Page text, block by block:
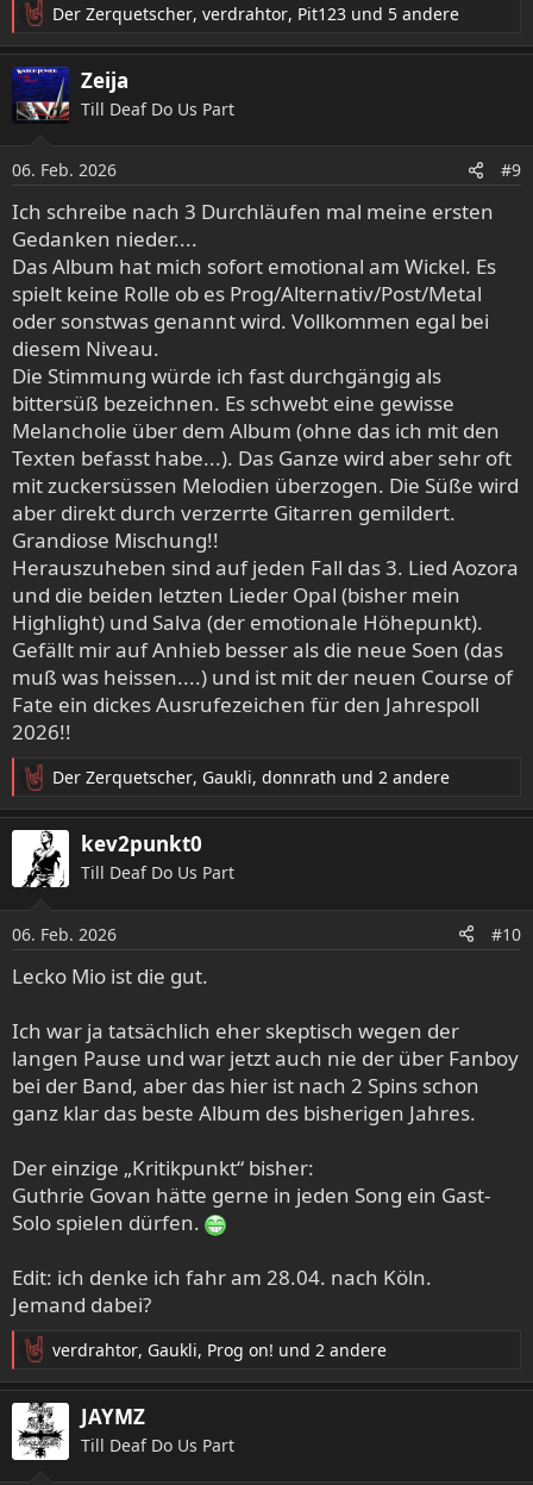
R
e
a
k
t
n
e
n
:
Der Zerquetscher, verdrahtor, Pit123 und 5 andere
Zeija
Till Deaf Do Us Part
06. Feb. 2026 #9
Ich schreibe nach 3 Durchläufen mal meine ersten
Gedanken nieder....
Das Album hat mich sofort emotional am Wickel. Es
spielt keine Rolle ob es Prog/Alternativ/Post/Metal
oder sonstwas genannt wird. Vollkommen egal bei
diesem Niveau.
Die Stimmung würde ich fast durchgängig als
bittersüß bezeichnen. Es schwebt eine gewisse
Melancholie über dem Album (ohne das ich mit den
Texten befasst habe...). Das Ganze wird aber sehr oft
mit zuckersüssen Melodien überzogen. Die Süße wird
aber direkt durch verzerrte Gitarren gemildert.
Grandiose Mischung!!
Herauszuheben sind auf jeden Fall das 3. Lied Aozora
und die beiden letzten Lieder Opal (bisher mein
Highlight) und Salva (der emotionale Höhepunkt).
Gefällt mir auf Anhieb besser als die neue Soen (das
muß was heissen....) und ist mit der neuen Course of
Fate ein dickes Ausrufezeichen für den Jahrespoll
2026!!
R
e
a
t
n
e
n
Der Zerquetscher, Gaukli, donnrath und 2 andere
kev2punkt0
Till Deaf Do Us Part
06. Feb. 2026 #10
Lecko Mio ist die gut.
Ich war ja tatsächlich eher skeptisch wegen der
langen Pause und war jetzt auch nie der über Fanboy
bei der Band, aber das hier ist nach 2 Spins schon
ganz klar das beste Album des bisherigen Jahres.
Der einzige „Kritikpunkt“ bisher:
Guthrie Govan hätte gerne in jeden Song ein Gast-
Solo spielen dürfen.
Edit: ich denke ich fahr am 28.04. nach Köln.
Jemand dabei?
R
e
a
k
t
verdrahtor, Gaukli, Prog on! und 2 andere
JAYMZ
Till Deaf Do Us Part